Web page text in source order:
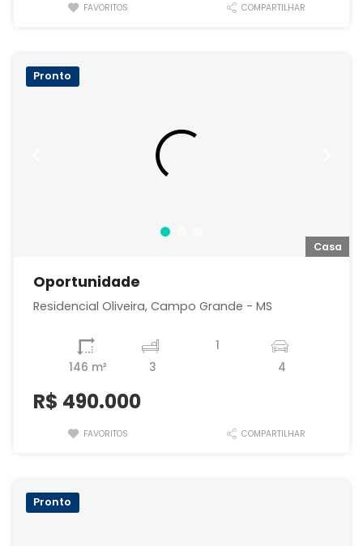
FAVORITOS COMPARTILHAR
Casa
Pronto
Oportunidade
Residencial Oliveira, Campo Grande - MS
146 m² 3
1
4
R$ 490.000
FAVORITOS COMPARTILHAR
Pronto